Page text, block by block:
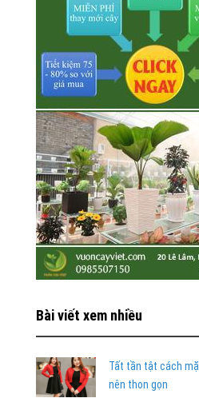
Bài viết xem nhiều
Tất tần tật cách
nên thon gọn